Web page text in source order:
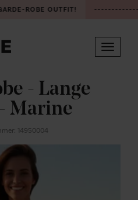
ROBE OUTFIT!
Toggle
- Lange
Marine
14950004